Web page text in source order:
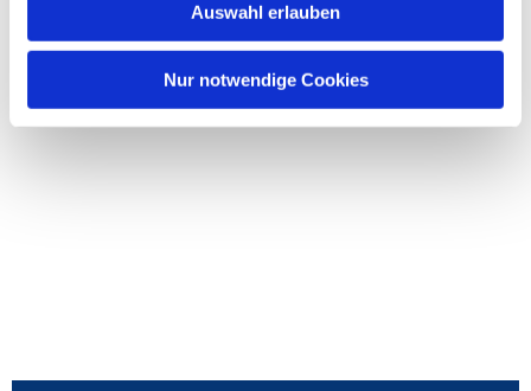
Auswahl erlauben
Nur notwendige Cookies